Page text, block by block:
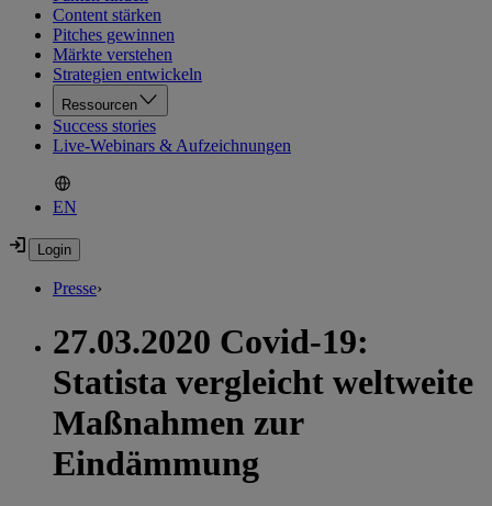
Content stärken
Pitches gewinnen
Märkte verstehen
Strategien entwickeln
Ressourcen
Success stories
Live-Webinars & Aufzeichnungen
EN
Presse›
27.03.2020 Covid-19:
Statista vergleicht weltweite
Maßnahmen zur
Eindämmung